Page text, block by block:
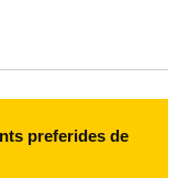
preferides de